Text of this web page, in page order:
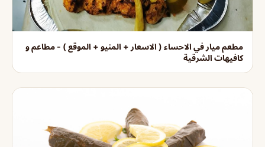
مطعم ميار في الاحساء ( الاسعار + المنيو + الموقع ) - مطاعم و
كافيهات الشرقية